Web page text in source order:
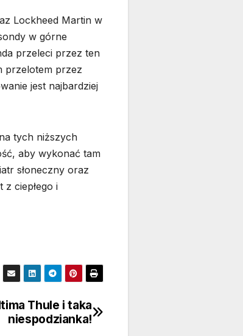
Lockheed Martin w
w górne
przeleci przez ten
przelotem przez
jest najbardziej
tych niższych
aby wykonać tam
słoneczny oraz
z ciepłego i
Thule i taka
niespodzianka!